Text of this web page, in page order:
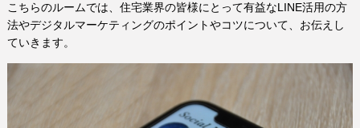
こちらのルームでは、住宅業界の皆様にとって有益なLINE活用の方
法やデジタルマーケティングのポイントやコツについて、お伝えし
ていきます。